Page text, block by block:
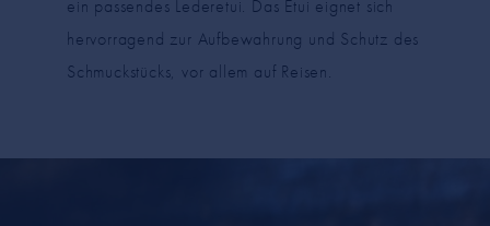
ein passendes Lederetui. Das Etui eignet sich
hervorragend zur Aufbewahrung und Schutz des
Schmuckstücks, vor allem auf Reisen.